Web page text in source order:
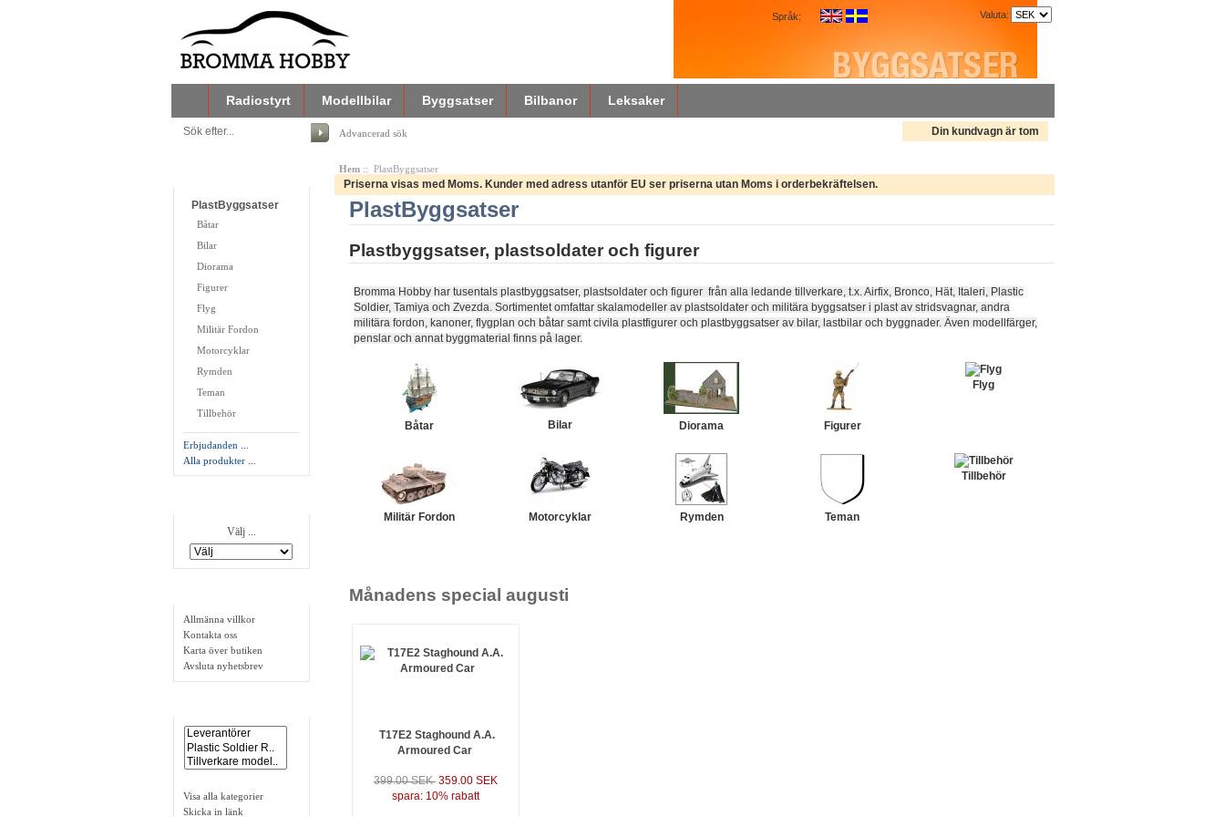
Valuta:
Språk:
Radiostyrt Modellbilar Byggsatser Bilbanor Leksaker
Advancerad sök Din kundvagn är tom
PlastByggsatser
Båtar
Bilar
Diorama
Figurer
Flyg
Militär Fordon
Motorcyklar
Rymden
Teman
Tillbehör
Erbjudanden ...
Alla produkter ...
Välj ...
Allmänna villkor
Kontakta oss
Karta över butiken
Avsluta nyhetsbrev
Visa alla kategorier
Skicka in länk
Hem :: PlastByggsatser
Priserna visas med Moms. Kunder med adress utanför EU ser priserna utan Moms i orderbekräftelsen.
PlastByggsatser
Plastbyggsatser, plastsoldater och figurer
Bromma Hobby har tusentals plastbyggsatser, plastsoldater och figurer från alla ledande tillverkare, t.x. Airfix, Bronco, Hät, Italeri, Plastic
Soldier, Tamiya och Zvezda. Sortimentet omfattar skalamodeller av plastsoldater och militära byggsatser i plast av stridsvagnar, andra
militära fordon, kanoner, flygplan och båtar samt civila plastfigurer och plastbyggsatser av bilar, lastbilar och byggnader. Även modellfärger,
penslar och annat byggmaterial finns på lager.
Båtar Bilar Diorama Figurer
Flyg
Militär Fordon Motorcyklar Rymden Teman
Tillbehör
Månadens special augusti
T17E2 Staghound A.A.
Armoured Car
399.00 SEK 359.00 SEK
spara: 10% rabatt